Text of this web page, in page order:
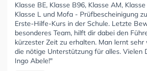
Klasse BE, Klasse B96, Klasse AM,
Klasse L und Mofa - Prüfbescheinigung
Erste-Hilfe-Kurs in der Schule. Letzte
besonderes Team, hilft dir dabei den
kürzester Zeit zu erhalten. Man lernt sehr
die nötige Unterstützung für alles. Vielen
Ingo Abele!"